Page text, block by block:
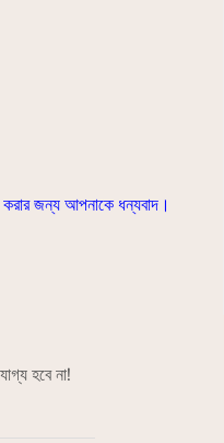
জন্য আপনাকে ধন্যবাদ।
হবে না!